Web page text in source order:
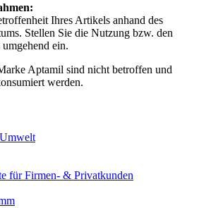
Ihres Artikels anhand des
Stellen Sie die Nutzung bzw. den
ein.
Aptamil sind nicht betroffen und
werden.
für Firmen- & Privatkunden